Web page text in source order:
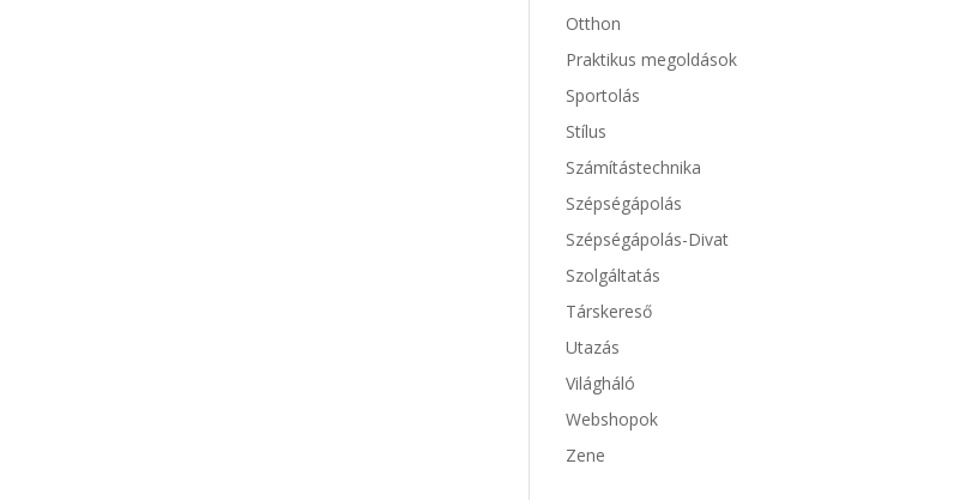
Otthon
Praktikus megoldások
Sportolás
Stílus
Számítástechnika
Szépségápolás
Szépségápolás-Divat
Szolgáltatás
Társkereső
Utazás
Világháló
Webshopok
Zene